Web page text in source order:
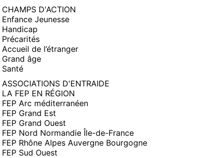
CHAMPS D'ACTION
Enfance Jeunesse
Handicap
Précarités
Accueil de l’étranger
Grand âge
Santé
ASSOCIATIONS D'ENTRAIDE
LA FEP EN RÉGION
FEP Arc méditerranéen
FEP Grand Est
FEP Grand Ouest
FEP Nord Normandie Île-de-France
FEP Rhône Alpes Auvergne Bourgogne
FEP Sud Ouest